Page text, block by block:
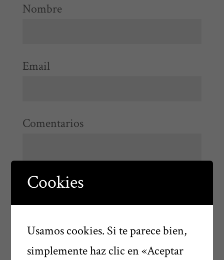
Nombre
Email
Comentarios
Cookies
Usamos cookies. Si te parece bien,
simplemente haz clic en «Aceptar